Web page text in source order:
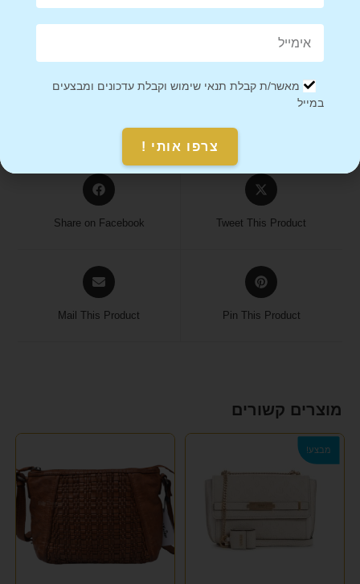
אנחנו כאן בשבילך! אם יש לך שאלות או בעיות עם ההזמנה, אל
תהסס לפנות אלינו.
מיוחדים, אז מומלץ להזמין מראש.
Tweet This Product
Share on Facebook
Pin This Product
Mail This Product
מוצרים קשורים
מבצע!
מאשר/ת קבלת תנאי שימוש וקבלת עדכונים ומבצעים
במייל
צרפו אותי !